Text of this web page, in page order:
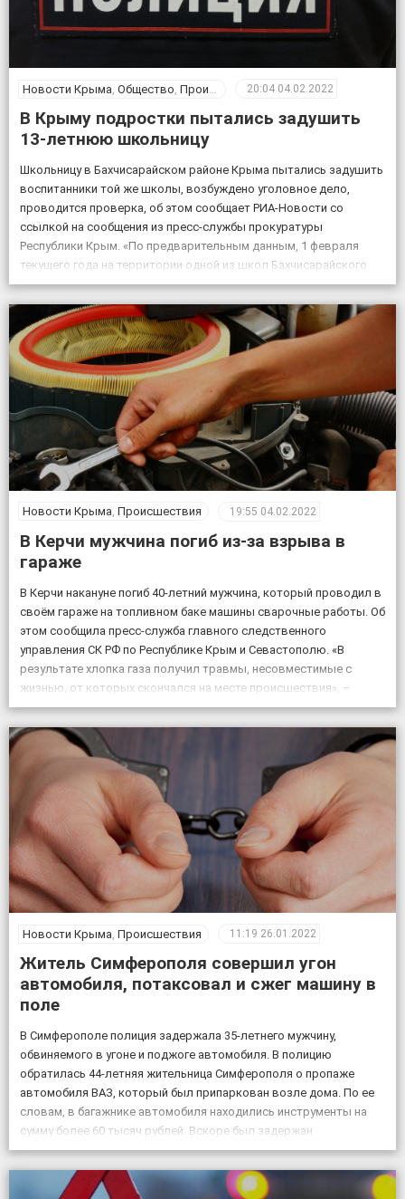
Новости Крыма Общество Происшествия 20:04 04.02.2022
В Крыму подростки пытались задушить
13-летнюю школьницу
Школьницу в Бахчисарайском районе Крыма пытались задушить
воспитанники той же школы, возбуждено уголовное дело,
проводится проверка, об этом сообщает РИА-Новости со
ссылкой на сообщения из пресс-службы прокуратуры
Республики Крым. «По предварительным данным, 1 февраля
текущего года на территории одной из школ Бахчисарайского
района учащиеся совершили действия, направленные на
удушение 13-летней девочки, ученицы той же школы. […]
Новости Крыма, Происшествия 19:55 04.02.2022
В Керчи мужчина погиб из-за взрыва в
гараже
В Керчи накануне погиб 40-летний мужчина, который проводил в
своём гараже на топливном баке машины сварочные работы. Об
этом сообщила пресс-служба главного следственного
управления СК РФ по Республике Крым и Севастополю. «В
результате хлопка газа получил травмы, несовместимые с
жизнью, от которых скончался на месте происшествия», –
сказано в сообщении. Проводится доследственная проверка.
Правоохранители устанавливают […]
Новости Крыма Происшествия 11:19 26.01.2022
Житель Симферополя совершил угон
автомобиля, потаксовал и сжег машину в
поле
В Симферополе полиция задержала 35-летнего мужчину,
обвиняемого в угоне и поджоге автомобиля. В полицию
обратилась 44-летняя жительница Симферополя о пропаже
автомобиля ВАЗ, который был припаркован возле дома. По ее
словам, в багажнике автомобиля находились инструменты на
сумму более 60 тысяч рублей. Вскоре был задержан
подозреваемый в угоне мужчина, ранее неоднократно судимый
35-летний житель симферополя, в […]